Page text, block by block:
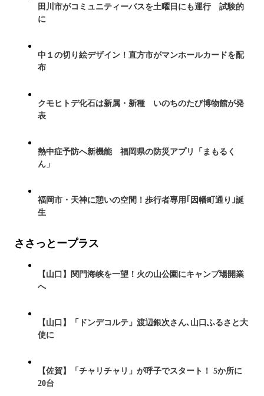
田川市がコミュニティーバスを土曜日にも運行 試験的
に
中１の切り絵デザイン！直方市がマンホールカードを配
布
クモヒトデ化石は新属・新種 いのちのたび博物館が発
表
熱中症予防へ新機能 福岡県の防災アプリ「まもるく
ん」
福岡市・天神に憩いの空間！歩行者専用｢因幡町通り｣誕
生
ささっとープラス
【山口】関門海峡を一望！火の山公園にキャンプ場開業
へ
【山口】「ドンデコルテ」渡辺銀次さん､山口ふるさと大
使に
【佐賀】「チャリチャリ」が呼子でスタート！ 5か所に
20台